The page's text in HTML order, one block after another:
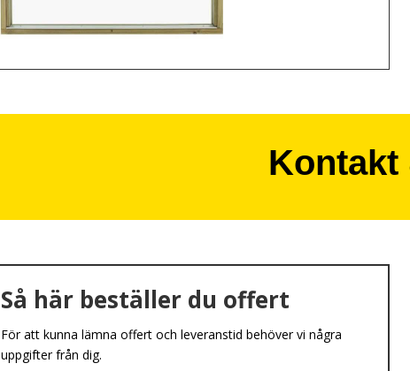
Kontakt
Så här beställer du offert
För att kunna lämna offert och leveranstid behöver vi några
uppgifter från dig.